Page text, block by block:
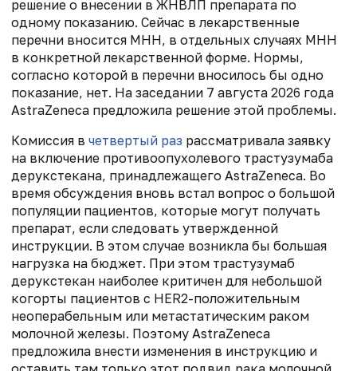
решение о внесении в ЖНВЛП препарата по
одному показанию. Сейчас в лекарственные
перечни вносится МНН, в отдельных случаях МНН
в конкретной лекарственной форме. Нормы,
согласно которой в перечни вносилось бы одно
показание, нет. На заседании 7 августа 2026 года
AstraZeneca предложила решение этой проблемы.
Комиссия в четвертый раз рассматривала заявку
на включение противоопухолевого трастузумаба
дерукстекана, принадлежащего AstraZeneca. Во
время обсуждения вновь встал вопрос о большой
популяции пациентов, которые могут получать
препарат, если следовать утвержденной
инструкции. В этом случае возникла бы большая
нагрузка на бюджет. При этом трастузумаб
дерукстекан наиболее критичен для небольшой
когорты пациентов с HER2-положительным
неоперабельным или метастатическим раком
молочной железы. Поэтому AstraZeneca
предложила внести изменения в инструкцию и